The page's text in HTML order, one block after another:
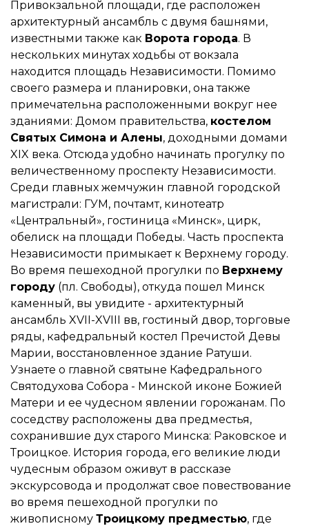
Привокзальной площади, где расположен
архитектурный ансамбль с двумя башнями,
известными также как Ворота города. В
нескольких минутах ходьбы от вокзала
находится площадь Независимости. Помимо
своего размера и планировки, она также
примечательна расположенными вокруг нее
зданиями: Домом правительства, костелом
Святых Симона и Алены, доходными домами
XIX века. Отсюда удобно начинать прогулку по
величественному проспекту Независимости.
Среди главных жемчужин главной городской
магистрали: ГУМ, почтамт, кинотеатр
«Центральный», гостиница «Минск», цирк,
обелиск на площади Победы. Часть проспекта
Независимости примыкает к Верхнему городу.
Во время пешеходной прогулки по Верхнему
городу (пл. Свободы), откуда пошел Минск
каменный, вы увидите - архитектурный
ансамбль XVII-XVIII вв, гостиный двор, торговые
ряды, кафедральный костел Пречистой Девы
Марии, восстановленное здание Ратуши.
Узнаете о главной святыне Кафедрального
Святодухова Собора - Минской иконе Божией
Матери и ее чудесном явлении горожанам. По
соседству расположены два предместья,
сохранившие дух старого Минска: Раковское и
Троицкое. История города, его великие люди
чудесным образом оживут в рассказе
экскурсовода и продолжат свое повествование
во время пешеходной прогулки по
живописному Троицкому предместью, где